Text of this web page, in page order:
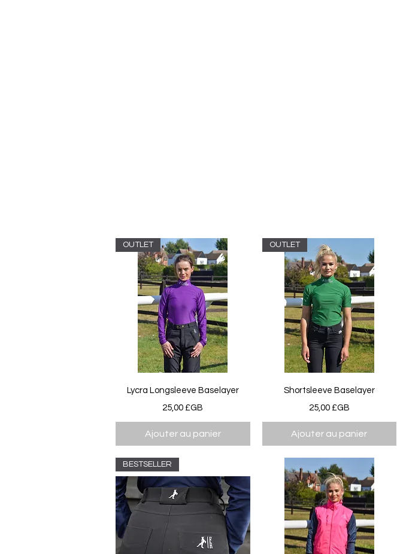
Aperçu rapide
OUTLET
Lycra Longsleeve Baselayer
Prix
25,00 £GB
Ajouter au panier
Aperçu rapide
OUTLET
Shortsleeve Baselayer
Prix
25,00 £GB
Ajouter au panier
BESTSELLER